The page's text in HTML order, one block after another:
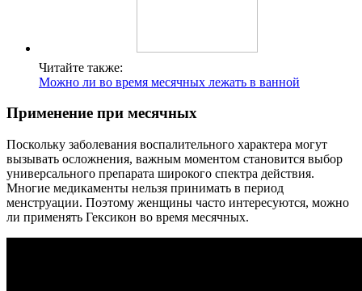
Читайте также:
Можно ли во время месячных лежать в ванной
Применение при месячных
Поскольку заболевания воспалительного характера могут
вызывать осложнения, важным моментом становится выбор
универсального препарата широкого спектра действия.
Многие медикаменты нельзя принимать в период
менструации. Поэтому женщины часто интересуются, можно
ли применять Гексикон во время месячных.